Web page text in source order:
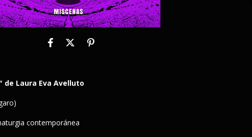
de Laura Eva Avelluto
contemporánea